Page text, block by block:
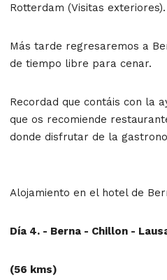
Rotterdam (Visitas exteriores).
Más tarde regresaremos a
de tiempo libre para cenar.
Recordad que contáis con la
que os recomiende
donde disfrutar de la
Alojamiento en el hotel de
Día 4. - Berna - Chillon -
(56 kms)